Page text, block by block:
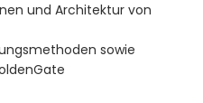
und Architektur von
sowie